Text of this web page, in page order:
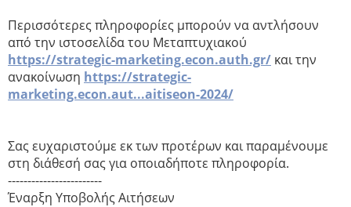
Περισσότερες πληροφορίες μπορούν να αντλήσουν
από την ιστοσελίδα του Μεταπτυχιακού
https://strategic-marketing.econ.auth.gr/ και την
ανακοίνωση https://strategic-
marketing.econ.aut...aitiseon-2024/
Σας ευχαριστούμε εκ των προτέρων και παραμένουμε
στη διάθεσή σας για οποιαδήποτε πληροφορία.
------------------------
Έναρξη Υποβολής Αιτήσεων